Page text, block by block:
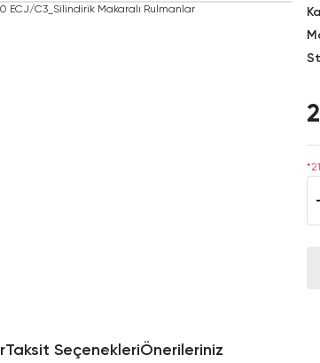
Taksit SeçenekleriÖnerileriniz